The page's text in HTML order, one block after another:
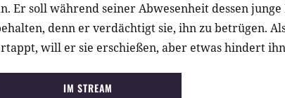
Er soll während seiner Abwesenheit dessen
denn er verdächtigt sie, ihn zu betrügen.
will er sie erschießen, aber etwas hindert
von Kangs Leuten verunstaltet und lebendig
IM STREAM